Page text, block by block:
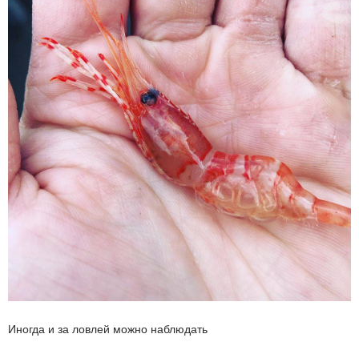
Иногда и за ловлей можно наблюдать